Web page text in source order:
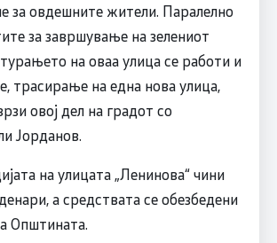
за овдешните жители. Паралелно
за завршување на зелениот
на оваа улица се работи и
трасирање на една нова улица,
овој дел на градот со
Јорданов.
на улицата „Ленинова“ чини
а средствата се обезбедени
Општината.